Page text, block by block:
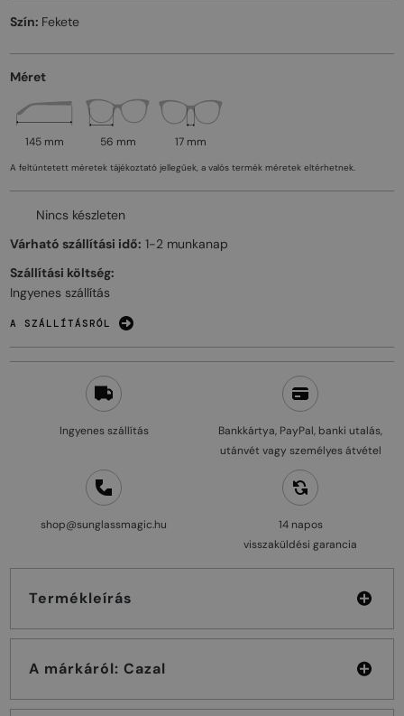
Ingyenes szállítás
Bankkártya, PayPal, banki utalás,
utánvét vagy személyes átvétel
shop@sunglassmagic.hu
14 napos
visszaküldési garancia
Termékleírás
A márkáról: Cazal
Szín: Fekete
Méret
145 mm 56 mm 17 mm
A feltüntetett méretek tájékoztató jellegűek, a valós termék méretek eltérhetnek.
Nincs készleten
Várható szállítási idő: 1-2 munkanap
Szállítási költség:
Ingyenes szállítás
A SZÁLLÍTÁSRÓL